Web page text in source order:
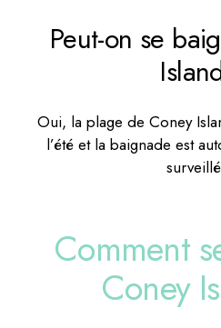
Peut-on se
Oui, la plage de Coney
l’été et la baignade est
Comment
Coney